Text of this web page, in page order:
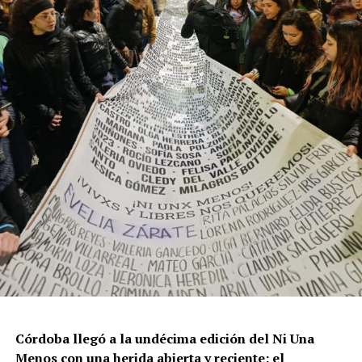
resisten otra avanzada sobre un territorio en disputa.
Por Francisco Pandolfi
Córdoba llegó a la undécima edición del Ni Una
Menos con una herida abierta y reciente: el